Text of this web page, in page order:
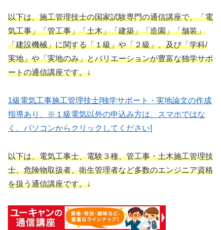
以下は、施工管理技士の国家試験専門の通信講座で、「電
気工事」「管工事」「土木」「建築」「造園」「舗装」
「建設機械」に関する「１級」や「２級」、及び「学科/
実地」や「実地のみ」とバリエーションが豊富な独学サポ
ートの通信講座です。↓
1級電気工事施工管理技士[独学サポート・実地論文の作成
指導あり、※１級電気以外の申込み方は、スマホではな
く、パソコンからクリックしてください]
以下は、電気工事士、電験３種、管工事・土木施工管理技
士、危険物取扱者、衛生管理者など多数のエンジニア資格
を扱う通信講座です。↓